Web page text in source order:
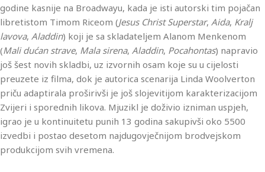
godine kasnije na Broadwayu, kada je isti autorski tim pojačan
libretistom Timom Riceom (Jesus Christ Superstar, Aida, Kralj
lavova, Aladdin) koji je sa skladateljem Alanom Menkenom
(Mali dućan strave, Mala sirena, Aladdin, Pocahontas) napravio
još šest novih skladbi, uz izvornih osam koje su u cijelosti
preuzete iz filma, dok je autorica scenarija Linda Woolverton
priču adaptirala proširivši je još slojevitijom karakterizacijom
Zvijeri i sporednih likova. Mjuzikl je doživio izniman uspjeh,
igrao je u kontinuitetu punih 13 godina sakupivši oko 5500
izvedbi i postao desetom najdugovječnijom brodvejskom
produkcijom svih vremena.